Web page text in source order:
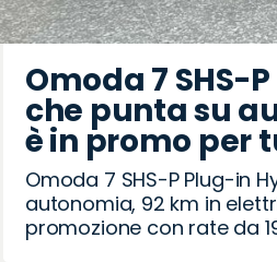
Omoda 7 SHS-
che punta su
è in promo per
Omoda 7 SHS-P Plug-in
autonomia, 92 km in
promozione con rate da